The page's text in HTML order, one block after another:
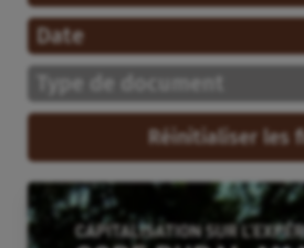
Date
Type de document
Réinitialiser les